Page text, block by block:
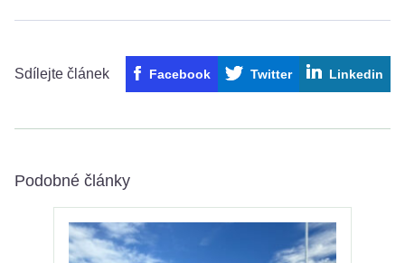
Sdílejte článek Facebook Twitter Linkedin
Podobné články